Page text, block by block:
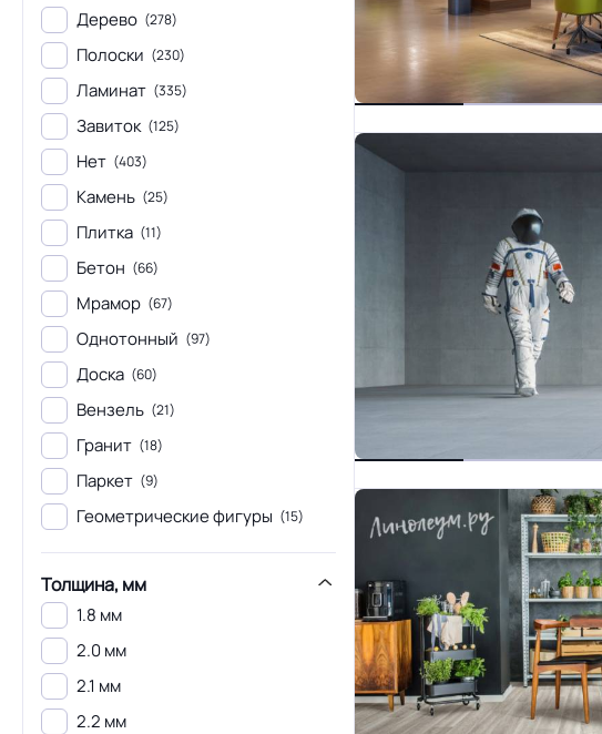
Дерево (278)
Полоски (230)
Ламинат (335)
Завиток (125)
Нет (403)
Камень (25)
Плитка (11)
Бетон (66)
Мрамор (67)
Однотонный (97)
Доска (60)
Вензель (21)
Гранит (18)
Паркет (9)
Геометрические фигуры (15)
Толщина, мм
1.8 мм
2.0 мм
2.1 мм
2.2 мм